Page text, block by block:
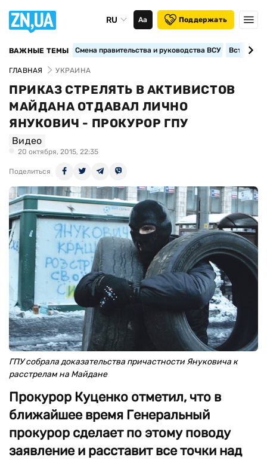
RU Аа Поддержать
ВАЖНЫЕ ТЕМЫ Смена правительства и руководства ВСУ
ГЛАВНАЯ УКРАИНА
ПРИКАЗ СТРЕЛЯТЬ В АКТИВИСТОВ
МАЙДАНА ОТДАВАЛ ЛИЧНО
ЯНУКОВИЧ - ПРОКУРОР ГПУ
Видео
20 октября, 2015, 22:35
Поделиться
ГПУ собрала доказательства причастности Януковича к
расстрелам на Майдане
Прокурор Куценко отметил, что в
ближайшее время Генеральный
прокурор сделает по этому поводу
заявление и расставит все точки над